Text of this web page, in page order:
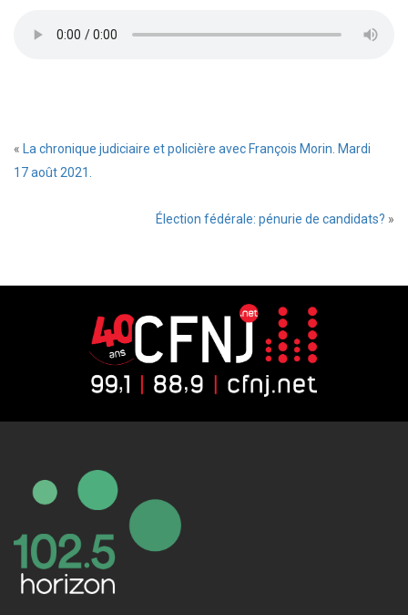
«
La chronique judiciaire et policière avec François Morin. Mardi
17 août 2021.
Élection fédérale: pénurie de candidats? »